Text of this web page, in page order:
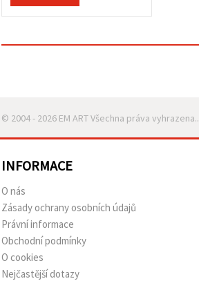
© 2004 - 2026 EM ART Všechna práva vyhrazena..
INFORMACE
O nás
Zásady ochrany osobních údajů
Právní informace
Obchodní podmínky
O cookies
Nejčastější dotazy